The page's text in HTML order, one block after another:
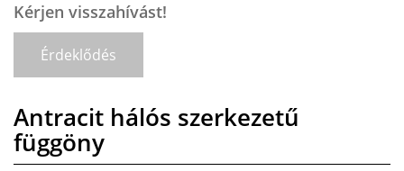
Kérjen visszahívást!
Érdeklődés
Antracit hálós szerkezetű
függöny